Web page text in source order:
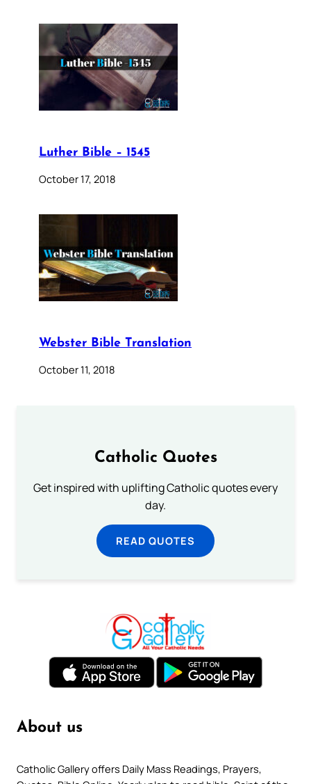
Luther Bible – 1545
October 17, 2018
Webster Bible Translation
October 11, 2018
Catholic Quotes
Get inspired with uplifting Catholic quotes every
day.
READ QUOTES
About us
Catholic Gallery offers Daily Mass Readings, Prayers,